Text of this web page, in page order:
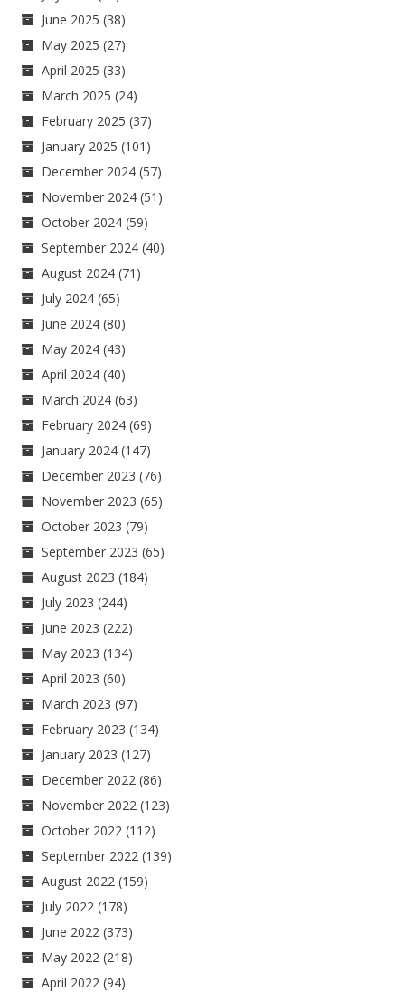
June 2025 (38)
May 2025 (27)
April 2025 (33)
March 2025 (24)
February 2025 (37)
January 2025 (101)
December 2024 (57)
November 2024 (51)
October 2024 (59)
September 2024 (40)
August 2024 (71)
July 2024 (65)
June 2024 (80)
May 2024 (43)
April 2024 (40)
March 2024 (63)
February 2024 (69)
January 2024 (147)
December 2023 (76)
November 2023 (65)
October 2023 (79)
September 2023 (65)
August 2023 (184)
July 2023 (244)
June 2023 (222)
May 2023 (134)
April 2023 (60)
March 2023 (97)
February 2023 (134)
January 2023 (127)
December 2022 (86)
November 2022 (123)
October 2022 (112)
September 2022 (139)
August 2022 (159)
July 2022 (178)
June 2022 (373)
May 2022 (218)
April 2022 (94)